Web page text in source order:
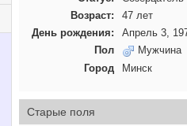
Возраст:
47 лет
День рождения:
Апрель 3,
Пол
Мужчина
Город
Минск
Старые поля